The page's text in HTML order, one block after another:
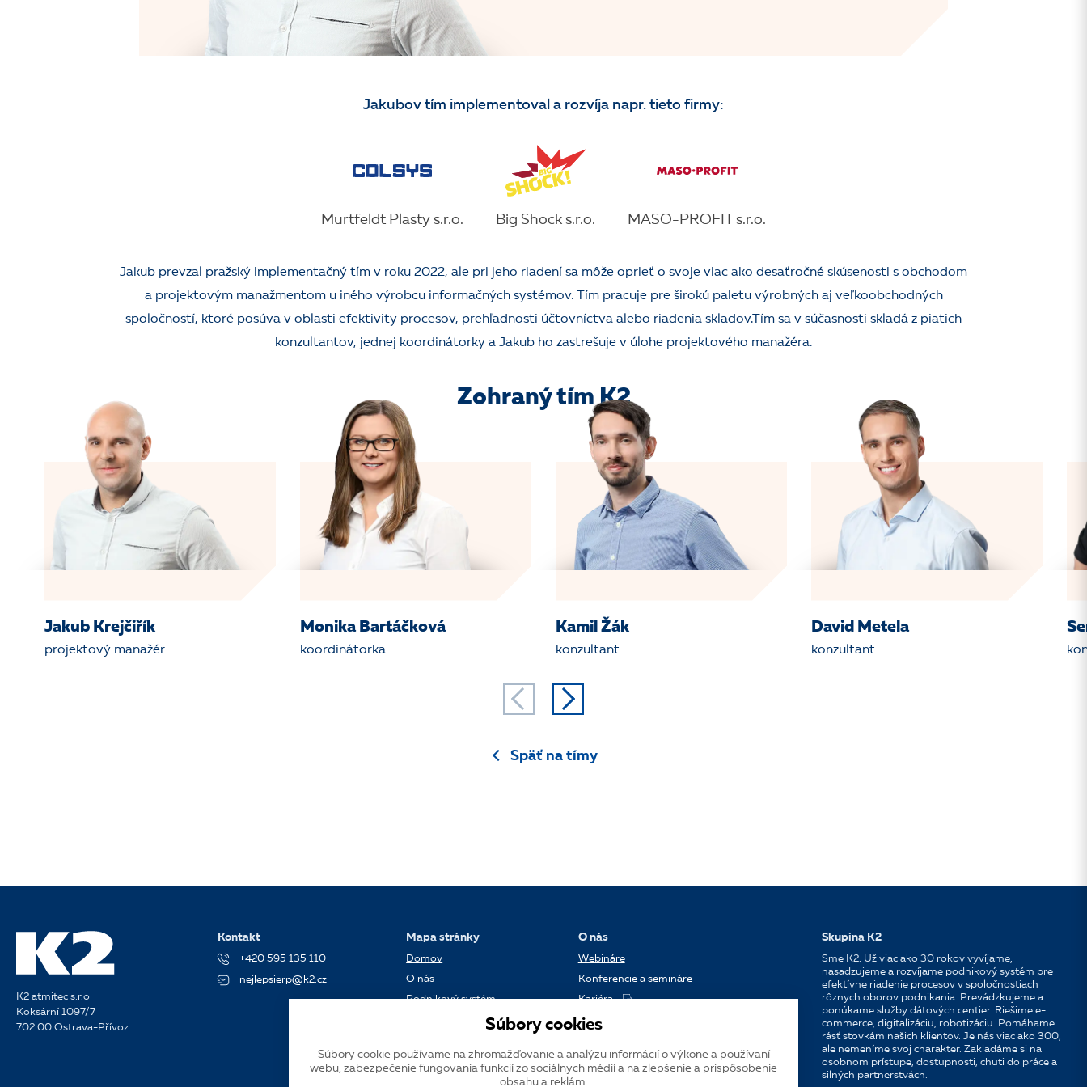
Jakubov tím implementoval a rozvíja napr. tieto firmy:
Murtfeldt Plasty s.r.o. Big Shock s.r.o. MASO-PROFIT s.r.o.
Jakub prevzal pražský implementačný tím v roku 2022, ale pri jeho riadení sa môže oprieť o svoje viac ako desaťročné skúsenosti s obchodom
a projektovým manažmentom u iného výrobcu informačných systémov. Tím pracuje pre širokú paletu výrobných aj veľkoobchodných
spoločností, ktoré posúva v oblasti efektivity procesov, prehľadnosti účtovníctva alebo riadenia skladov.Tím sa v súčasnosti skladá z piatich
konzultantov, jednej koordinátorky a Jakub ho zastrešuje v úlohe projektového manažéra.
Zohraný tím K2
Jakub Krejčiřík
projektový manažér
Monika Bartáčková
koordinátorka
Kamil Žák
konzultant
David Metela
konzultant
Späť na tímy
K2 atmitec s.r.o
Koksární 1097/7
702 00 Ostrava-Přívoz
Kontakt
+420 595 135 110
nejlepsierp@k2.cz
Mapa stránky
Domov
O nás
Podnikový systém
Verzie systému K2
O nás
Webináre
Konferencie a semináre
Kariéra
Kontakt
Skupina K2
Sme K2. Už viac ako 30 rokov vyvíjame,
nasadzujeme a rozvíjame podnikový systém pre
efektívne riadenie procesov v spoločnostiach
rôznych oborov podnikania. Prevádzkujeme a
ponúkame služby dátových centier. Riešime e-
commerce, digitalizáciu, robotizáciu. Pomáhame
rásť stovkám našich klientov. Je nás viac ako 300,
ale nemeníme svoj charakter. Zakladáme si na
osobnom prístupe, dostupnosti, chuti do práce a
silných partnerstvách.
Súbory cookies
Súbory cookie používame na zhromažďovanie a analýzu informácií o výkone a používaní
webu, zabezpečenie fungovania funkcií zo sociálnych médií a na zlepšenie a prispôsobenie
obsahu a reklám.